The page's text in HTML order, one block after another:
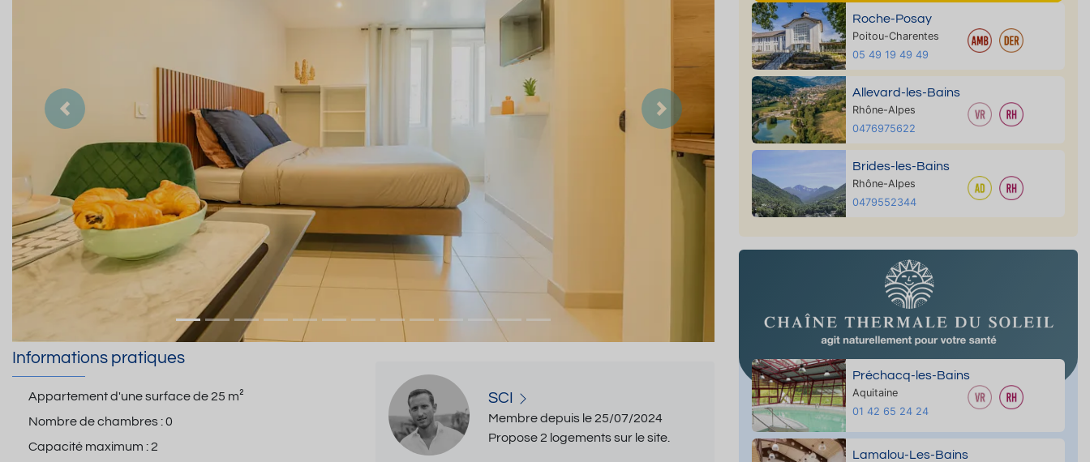
Précedent Suivant
Informations pratiques
Appartement d'une surface de25 m²
Nombre de chambres :0
Capacité maximum :2
SCI
Membre depuis le 25/07/2024
Propose 2 logements sur le site.
Roche-Posay
Poitou-Charentes
05 49 19 49 49
Allevard-les-Bains
Rhône-Alpes
0476975622
Brides-les-Bains
Rhône-Alpes
0479552344
Préchacq-les-Bains
Aquitaine
01 42 65 24 24
Lamalou-Les-Bains